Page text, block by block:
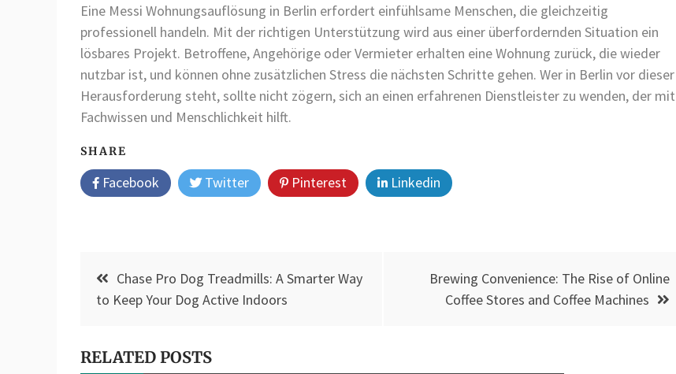
Eine Messi Wohnungsauflösung in Berlin erfordert einfühlsame Menschen, die gleichzeitig
professionell handeln. Mit der richtigen Unterstützung wird aus einer überfordernden Situation ein
lösbares Projekt. Betroffene, Angehörige oder Vermieter erhalten eine Wohnung zurück, die wieder
nutzbar ist, und können ohne zusätzlichen Stress die nächsten Schritte gehen. Wer in Berlin vor dieser
Herausforderung steht, sollte nicht zögern, sich an einen erfahrenen Dienstleister zu wenden, der mit
Fachwissen und Menschlichkeit hilft.
SHARE
Facebook Twitter Pinterest Linkedin
Post
navigation
Chase Pro Dog Treadmills: A Smarter Way
to Keep Your Dog Active Indoors
Brewing Convenience: The Rise of Online
Coffee Stores and Coffee Machines
RELATED POSTS